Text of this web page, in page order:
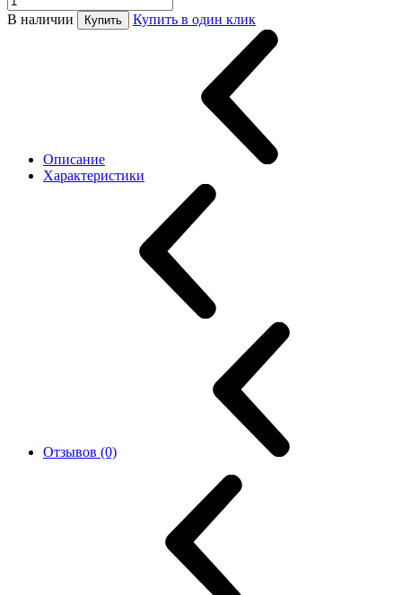
В наличии Купить Купить в один клик
Описание
Характеристики
Отзывов (0)